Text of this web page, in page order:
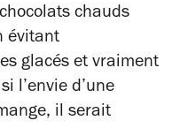
chauds
évitant
glacés et vraiment
l’envie d’une
il serait